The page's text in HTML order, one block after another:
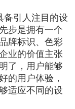
备引人注目的设
步是拥有一个
牌标识、色彩
业的价值主张
了，用户能够
的用户体验，
适应不同的设